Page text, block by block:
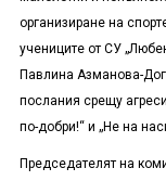
организиране на
учениците от СУ
Павлина Азманова-
послания срещу
по-добри!“ и „Не на
Председателят на